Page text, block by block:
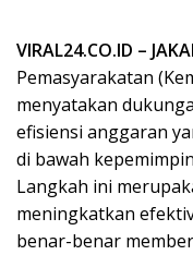
VIRAL24.CO.ID –
Pemasyarakatan
menyatakan
efisiensi anggaran
di bawah
Langkah ini
meningkatkan
benar-benar